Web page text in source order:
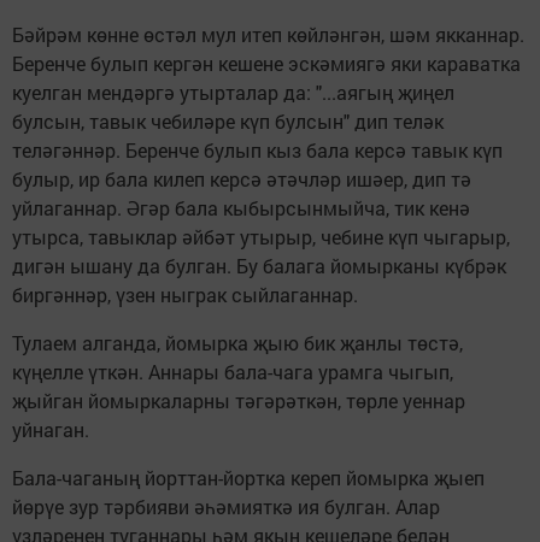
Бәйрәм көнне өстәл мул итеп көйләнгән, шәм якканнар.
Беренче булып кергән кешене эскәмиягә яки караватка
куелган мендәргә утырталар да: "...аягың җиңел
булсын, тавык чебиләре күп булсын" дип теләк
теләгәннәр. Беренче булып кыз бала керсә тавык күп
булыр, ир бала килеп керсә әтәчләр ишәер, дип тә
уйлаганнар. Әгәр бала кыбырсынмыйча, тик кенә
утырса, тавыклар әйбәт утырыр, чебине күп чыгарыр,
дигән ышану да булган. Бу балага йомырканы күбрәк
биргәннәр, үзен ныграк сыйлаганнар.
Тулаем алганда, йомырка җыю бик җанлы төстә,
күңелле үткән. Аннары бала-чага урамга чыгып,
җыйган йомыркаларны тәгәрәткән, төрле уеннар
уйнаган.
Бала-чаганың йорттан-йортка кереп йомырка җыеп
йөрүе зур тәрбияви әһәмияткә ия булган. Алар
үзләренең туганнары һәм якын кешеләре белән